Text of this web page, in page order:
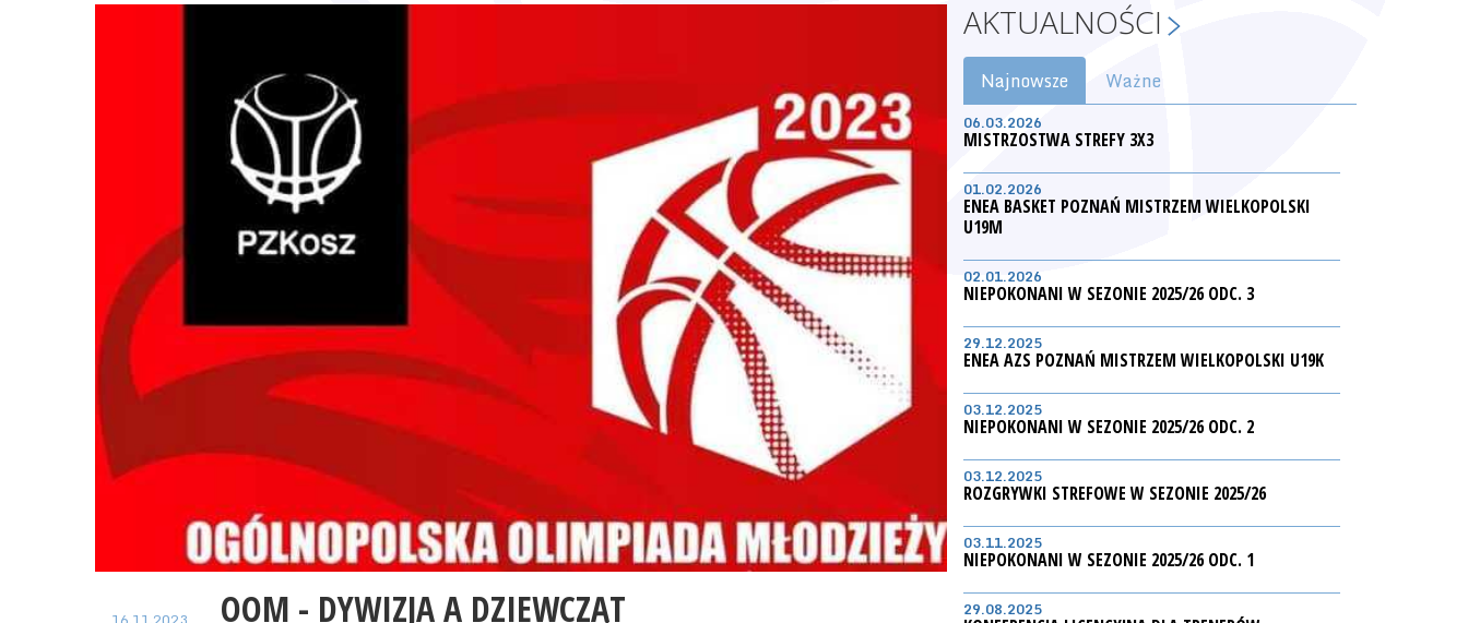
OOM - DYWIZJA A DZIEWCZĄT
AKTUALNOŚCI
Najnowsze Ważne
06.03.2026
MISTRZOSTWA STREFY 3X3
01.02.2026
ENEA BASKET POZNAŃ MISTRZEM WIELKOPOLSKI
U19M
02.01.2026
NIEPOKONANI W SEZONIE 2025/26 ODC. 3
29.12.2025
ENEA AZS POZNAŃ MISTRZEM WIELKOPOLSKI U19K
03.12.2025
NIEPOKONANI W SEZONIE 2025/26 ODC. 2
03.12.2025
ROZGRYWKI STREFOWE W SEZONIE 2025/26
03.11.2025
NIEPOKONANI W SEZONIE 2025/26 ODC. 1
29.08.2025